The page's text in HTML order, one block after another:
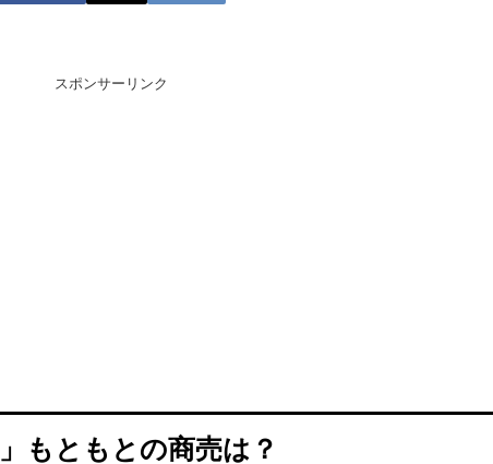
スポンサーリンク
もともとの商売は？